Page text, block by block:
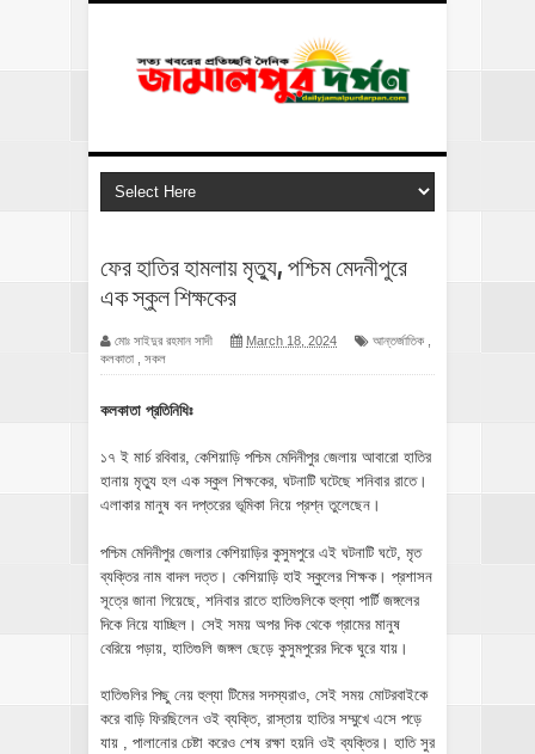
ফের হাতির হামলায় মৃত্যু, পশ্চিম মেদনীপুরে
এক স্কুল শিক্ষকের
মোঃ সাইদুর রহমান সাদী March 18, 2024 আন্তর্জাতিক
কলকাতা
সকল
কলকাতা প্রতিনিধিঃ
১৭ ই মার্চ রবিবার, কেশিয়াড়ি পশ্চিম মেদিনীপুর জেলায় আবারো হাতির
হানায় মৃত্যু হল এক স্কুল শিক্ষকের, ঘটনাটি ঘটেছে শনিবার রাতে।
এলাকার মানুষ বন দপ্তরের ভূমিকা নিয়ে প্রশ্ন তুলেছেন।
পশ্চিম মেদিনীপুর জেলার কেশিয়াড়ির কুসুমপুরে এই ঘটনাটি ঘটে, মৃত
ব্যক্তির নাম বাদল দত্ত। কেশিয়াড়ি হাই স্কুলের শিক্ষক। প্রশাসন
সূত্রে জানা গিয়েছে, শনিবার রাতে হাতিগুলিকে হুল্যা পার্টি জঙ্গলের
দিকে নিয়ে যাচ্ছিল। সেই সময় অপর দিক থেকে গ্রামের মানুষ
বেরিয়ে পড়ায়, হাতিগুলি জঙ্গল ছেড়ে কুসুমপুরের দিকে ঘুরে যায়।
হাতিগুলির পিছু নেয় হুল্যা টিমের সদস্যরাও, সেই সময় মোটরবাইকে
করে বাড়ি ফিরছিলেন ওই ব্যক্তি, রাস্তায় হাতির সম্মুখে এসে পড়ে
যায় , পালানোর চেষ্টা করেও শেষ রক্ষা হয়নি ওই ব্যক্তির। হাতি সুর